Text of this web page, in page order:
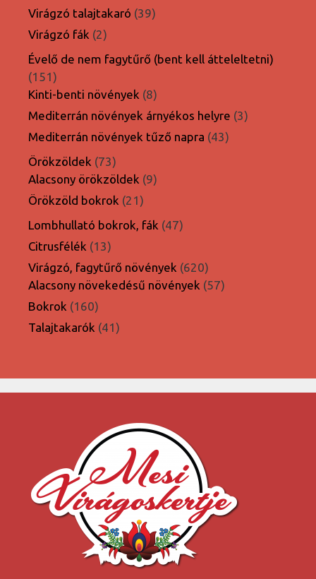
Virágzó talajtakaró 3939
Virágzó fák 22
termék
Évelő de nem fagytűrő (bent kell átteleltetni)
151151
termék
Kinti-benti növények 88
termék
Mediterrán növények árnyékos helyre 33
Mediterrán növények tűző napra 4343
Örökzöldek 7373
termék
Alacsony örökzöldek 99
Örökzöld bokrok 2121
termék
Lombhullató bokrok, fák 4747
Citrusfélék 1313
termék
Virágzó, fagytűrő növények 620620
termék
Alacsony növekedésű növények 5757
Bokrok 160160
termék
Talajtakarók 4141